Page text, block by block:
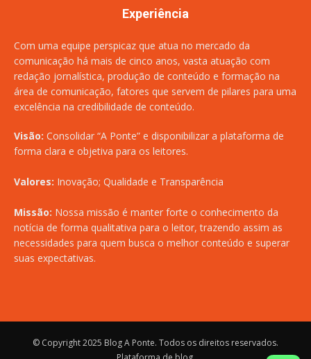
Experiência
Com uma equipe perspicaz que atua no mercado da
comunicação há mais de cinco anos, vasta atuação com
redação jornalística, produção de conteúdo e formação na
área de comunicação, fatores que servem de pilares para uma
excelência na credibilidade de conteúdo.
Visão: Consolidar “A Ponte” e disponibilizar a plataforma de
forma clara e objetiva para os leitores.
Valores: Inovação; Qualidade e Transparência
Missão: Nossa missão é manter forte o conhecimento da
notícia de forma qualitativa para o leitor, trazendo assim as
necessidades para quem busca o melhor conteúdo e superar
suas expectativas.
© Copyright 2025 Blog A Ponte. Todos os direitos reservados.